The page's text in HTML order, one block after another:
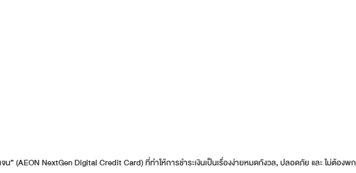
(AEON NextGen Digital Credit Card) ที่ทำให้การชำระเงินเป็นเรื่องง่ายหมดกังวล, ปลอดภัย และ ไม่ต้อง